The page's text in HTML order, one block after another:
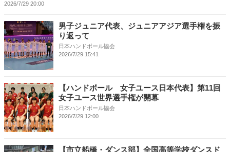
2026/7/29 20:00
男子ジュニア代表、ジュニアアジア選手権を振
り返って
日本ハンドボール協会
2026/7/29 15:41
【ハンドボール 女子ユース日本代表】第11回
女子ユース世界選手権が開幕
日本ハンドボール協会
2026/7/29 12:00
【市立船橋・ダンス部】全国高等学校ダンスド